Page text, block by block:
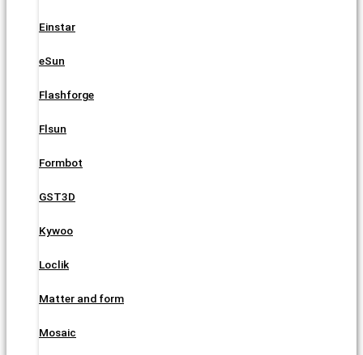
Einstar
eSun
Flashforge
Flsun
Formbot
GST3D
Kywoo
Loclik
Matter and form
Mosaic